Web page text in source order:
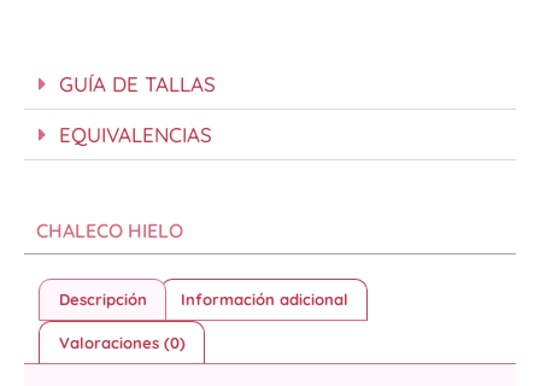
GUÍA DE TALLAS
EQUIVALENCIAS
CHALECO HIELO
Descripción Información adicional
Valoraciones (0)